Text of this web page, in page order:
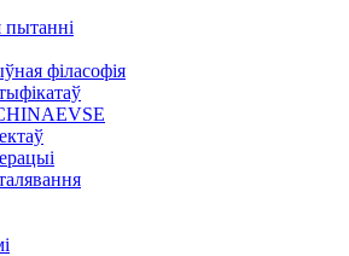
пытанні
філасофія